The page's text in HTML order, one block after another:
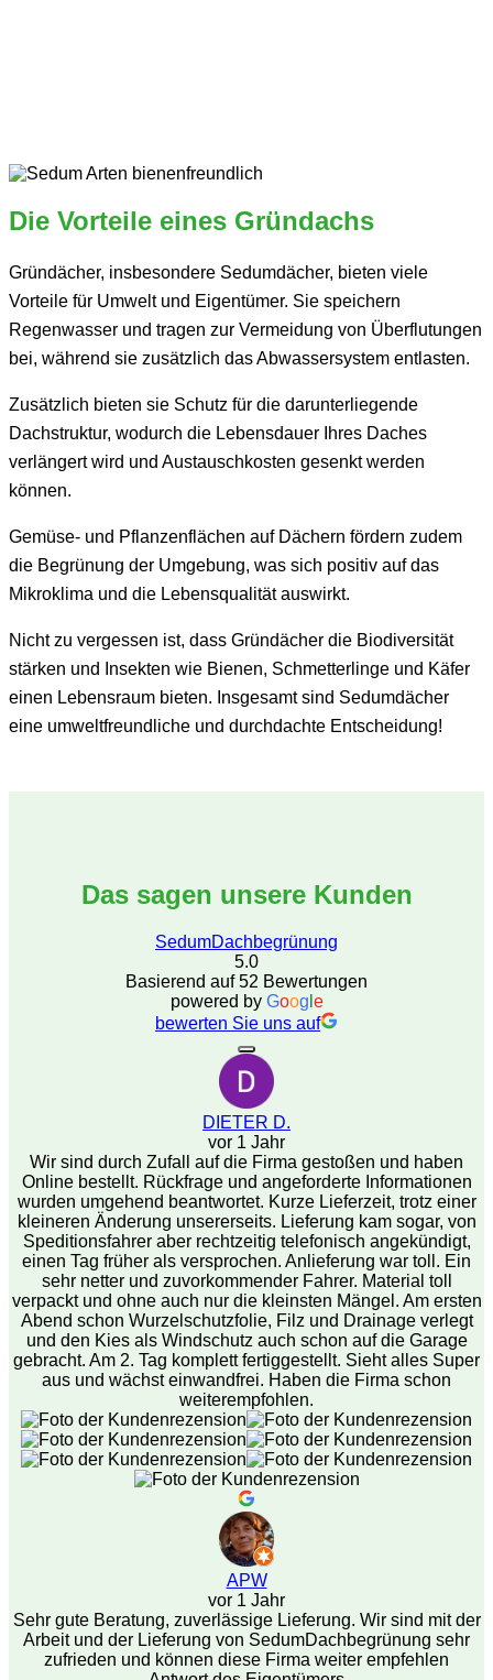
Die Vorteile eines Gründachs
Gründächer, insbesondere Sedumdächer, bieten viele
Vorteile für Umwelt und Eigentümer. Sie speichern
Regenwasser und tragen zur Vermeidung von Überflutungen
bei, während sie zusätzlich das Abwassersystem entlasten.
Zusätzlich bieten sie Schutz für die darunterliegende
Dachstruktur, wodurch die Lebensdauer Ihres Daches
verlängert wird und Austauschkosten gesenkt werden
können.
Gemüse- und Pflanzenflächen auf Dächern fördern zudem
die Begrünung der Umgebung, was sich positiv auf das
Mikroklima und die Lebensqualität auswirkt.
Nicht zu vergessen ist, dass Gründächer die Biodiversität
stärken und Insekten wie Bienen, Schmetterlinge und Käfer
einen Lebensraum bieten. Insgesamt sind Sedumdächer
eine umweltfreundliche und durchdachte Entscheidung!
Das sagen unsere Kunden
SedumDachbegrünung
5.0
Basierend auf 52 Bewertungen
powered by Goog e
bewerten Sie uns auf
DIETER D.
vor 1 Jahr
Wir sind durch Zufall auf die Firma gestoßen und haben
Online bestellt. Rückfrage und angeforderte Informationen
wurden umgehend beantwortet. Kurze Lieferzeit, trotz einer
kleineren Änderung unsererseits. Lieferung kam sogar, von
Speditionsfahrer aber rechtzeitig telefonisch angekündigt,
einen Tag früher als versprochen. Anlieferung war toll. Ein
sehr netter und zuvorkommender Fahrer. Material toll
verpackt und ohne auch nur die kleinsten Mängel. Am ersten
Abend schon Wurzelschutzfolie, Filz und Drainage verlegt
und den Kies als Windschutz auch schon auf die Garage
gebracht. Am 2. Tag komplett fertiggestellt. Sieht alles Super
aus und wächst einwandfrei. Haben die Firma schon
weiterempfohlen.
APW
vor 1 Jahr
Sehr gute Beratung, zuverlässige Lieferung. Wir sind mit der
Arbeit und der Lieferung von SedumDachbegrünung sehr
zufrieden und können diese Firma weiter empfehlen